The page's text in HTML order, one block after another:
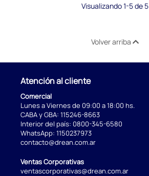
Visualizando 1-5 de 5
Volver arriba
Atención al cliente
Comercial
Lunes a Viernes de 09:00 a 18:00 hs.
CABA y GBA: 115246-8663
Interior del país: 0800-345-6580
WhatsApp: 1150237973
contacto@drean.com.ar
Ventas Corporativas
ventascorporativas@drean.com.ar